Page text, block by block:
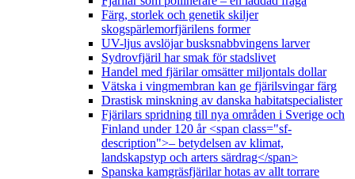
Färg, storlek och genetik skiljer
skogspärlemorfjärilens former
UV-ljus avslöjar busksnabbvingens larver
Sydrovfjäril har smak för stadslivet
Handel med fjärilar omsätter miljontals dollar
Vätska i vingmembran kan ge fjärilsvingar färg
Drastisk minskning av danska habitatspecialister
Fjärilars spridning till nya områden i Sverige och
Finland under 120 år <span class="sf-
description">– betydelsen av klimat,
landskapstyp och arters särdrag</span>
Spanska kamgräsfjärilar hotas av allt torrare